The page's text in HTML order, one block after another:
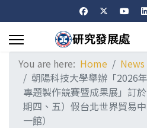
You are here: Home
朝陽科技大學舉辦「2026
專題製作競賽暨成果展」訂
期四、五）假台北世界貿易
一館）